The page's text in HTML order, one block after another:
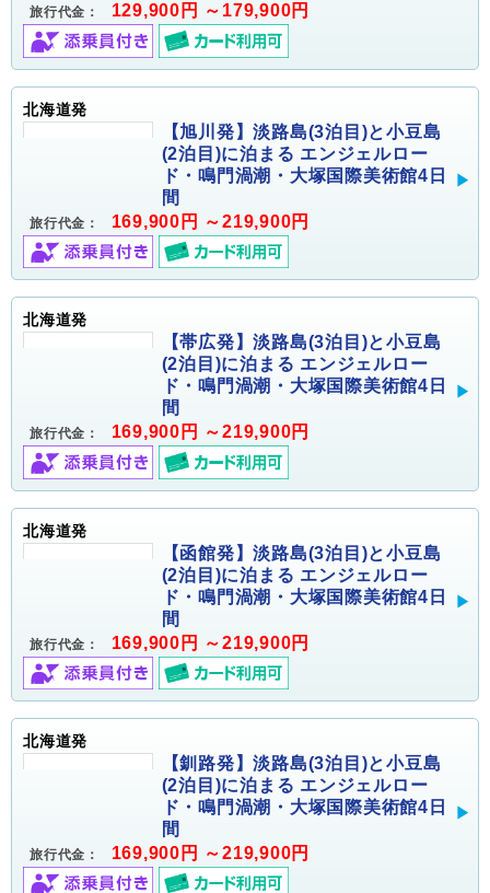
旅行代金： 129,900円 ～179,900円
北海道発
【旭川発】淡路島(3泊目)と小豆島
(2泊目)に泊まる エンジェルロー
ド・鳴門渦潮・大塚国際美術館4日
間
旅行代金： 169,900円 ～219,900円
北海道発
【帯広発】淡路島(3泊目)と小豆島
(2泊目)に泊まる エンジェルロー
ド・鳴門渦潮・大塚国際美術館4日
間
旅行代金： 169,900円 ～219,900円
北海道発
【函館発】淡路島(3泊目)と小豆島
(2泊目)に泊まる エンジェルロー
ド・鳴門渦潮・大塚国際美術館4日
間
旅行代金： 169,900円 ～219,900円
北海道発
【釧路発】淡路島(3泊目)と小豆島
(2泊目)に泊まる エンジェルロー
ド・鳴門渦潮・大塚国際美術館4日
間
旅行代金： 169,900円 ～219,900円